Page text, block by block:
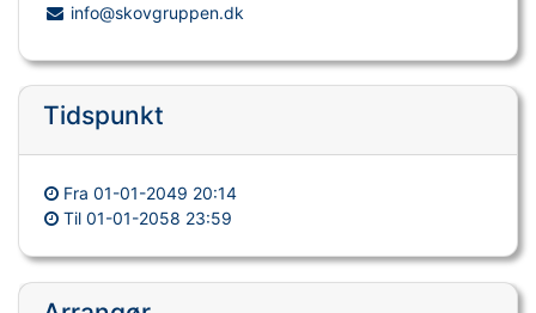
info@skovgruppen.dk
Tidspunkt
Fra 01-01-2049 20:14
Til 01-01-2058 23:59